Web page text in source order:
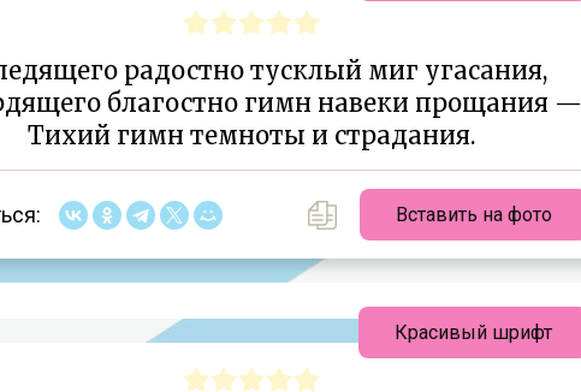
радостно тусклый миг угасания,
благостно гимн навеки прощания —
Тихий гимн темноты и страдания.
Вставить на фото
Красивый шрифт